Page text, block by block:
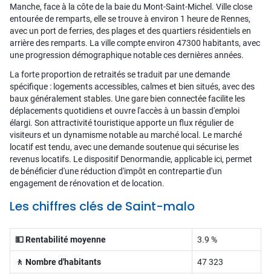
Manche, face à la côte de la baie du Mont-Saint-Michel. Ville close
entourée de remparts, elle se trouve à environ 1 heure de Rennes,
avec un port de ferries, des plages et des quartiers résidentiels en
arrière des remparts. La ville compte environ 47300 habitants, avec
une progression démographique notable ces dernières années.
La forte proportion de retraités se traduit par une demande
spécifique : logements accessibles, calmes et bien situés, avec des
baux généralement stables. Une gare bien connectée facilite les
déplacements quotidiens et ouvre l'accès à un bassin d'emploi
élargi. Son attractivité touristique apporte un flux régulier de
visiteurs et un dynamisme notable au marché local. Le marché
locatif est tendu, avec une demande soutenue qui sécurise les
revenus locatifs. Le dispositif Denormandie, applicable ici, permet
de bénéficier d'une réduction d'impôt en contrepartie d'un
engagement de rénovation et de location.
Les chiffres clés de Saint-malo
💵 Rentabilité moyenne 3.9 %
🚶 Nombre d'habitants 47 323